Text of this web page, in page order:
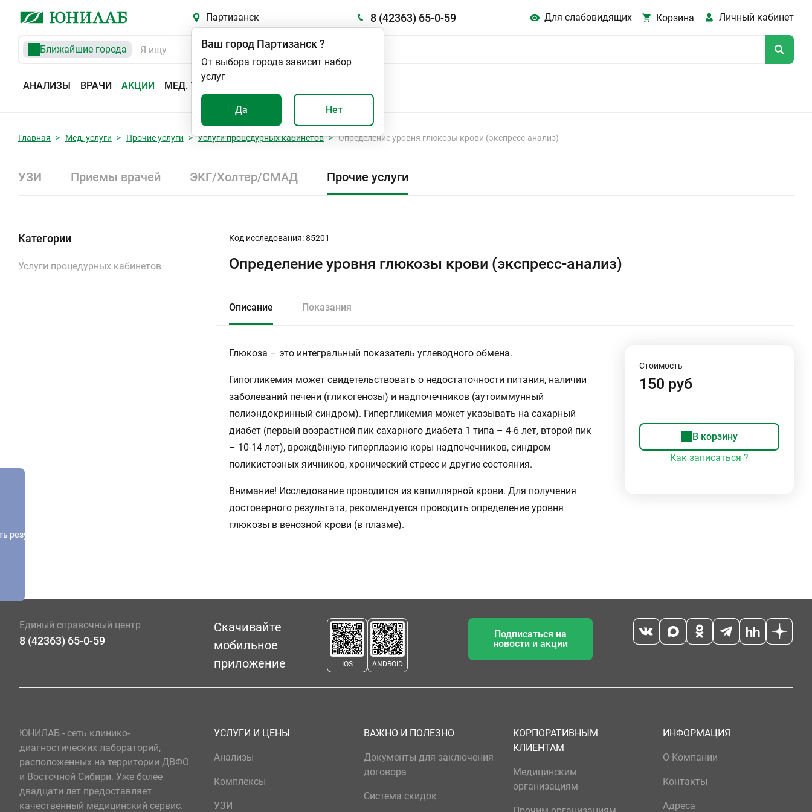
Партизанск 8 (42363) 65-0-59 Для слабовидящих Корзина Личный кабинет
Ближайшие города
АНАЛИЗЫ ВРАЧИ АКЦИИ МЕД. УСЛУГИ
Ваш город Партизанск?
От выбора города зависит набор
услуг
Да Нет
Главная Мед. услуги Прочие услуги Услуги процедурных кабинетов Определение уровня глюкозы крови (экспресс-анализ)
УЗИ Приемы врачей ЭКГ/Холтер/СМАД Прочие услуги
Категории
Услуги процедурных кабинетов
Код исследования: 85201
Определение уровня глюкозы крови (экспресс-анализ)
Описание Показания
Глюкоза – это интегральный показатель углеводного обмена.
Гипогликемия может свидетельствовать о недостаточности питания, наличии
заболеваний печени (гликогенозы) и надпочечников (аутоиммунный
полиэндокринный синдром). Гипергликемия может указывать на сахарный
диабет (первый возрастной пик сахарного диабета 1 типа – 4-6 лет, второй пик
– 10-14 лет), врождённую гиперплазию коры надпочечников, синдром
поликистозных яичников, хронический стресс и другие состояния.
Внимание! Исследование проводится из капиллярной крови. Для получения
достоверного результата, рекомендуется проводить определение уровня
глюкозы в венозной крови (в плазме).
Стоимость
150 руб
В корзину
Как записаться ?
результатов
Единый справочный центр
8 (42363) 65-0-59
Скачивайте
мобильное
приложение
IOS ANDROID
Подписаться на
новости и акции
ЮНИЛАБ - сеть клинико-
диагностических лабораторий,
расположенных на территории ДВФО
и Восточной Сибири. Уже более
двадцати лет предоставляет
качественный медицинский сервис.
УСЛУГИ И ЦЕНЫ
Анализы
Комплексы
УЗИ
ВАЖНО И ПОЛЕЗНО
Документы для заключения
договора
Система скидок
КОРПОРАТИВНЫМ
КЛИЕНТАМ
Медицинским
организациям
ИНФОРМАЦИЯ
О Компании
Контакты
Адреса